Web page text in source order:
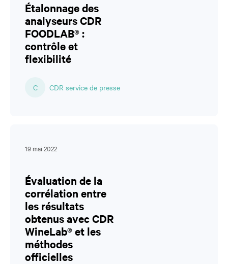
Étalonnage des
analyseurs CDR
FOODLAB® :
contrôle et
flexibilité
C CDR service de presse
19 mai 2022
Évaluation de la
corrélation entre
les résultats
obtenus avec CDR
WineLab® et les
méthodes
officielles